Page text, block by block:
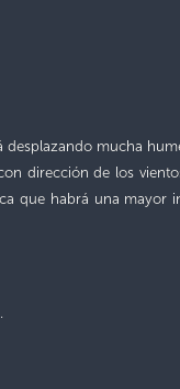
desplazando mucha
dirección de los
que habrá una mayor